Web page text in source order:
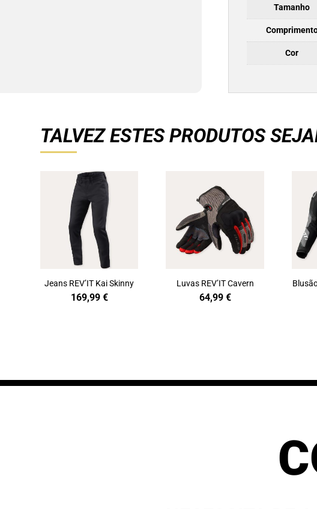
Tamanho
Cor
TALVEZ ESTES PRODUTOS
Jeans REV’IT Kai Skinny
169,99 €
Luvas REV’IT Cavern
64,99 €